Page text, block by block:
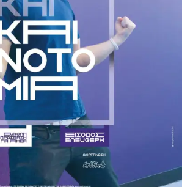
ερμηνεύουν τους είκοσι ρόλους
Μιχάλη Σδούγκου σε ένα μαγικό
συμπληρώνεται με μαγικές
εφέ και εντυπωσιακές ειδικές
οι εκδηλώσεις είναι ελεύθερες για το